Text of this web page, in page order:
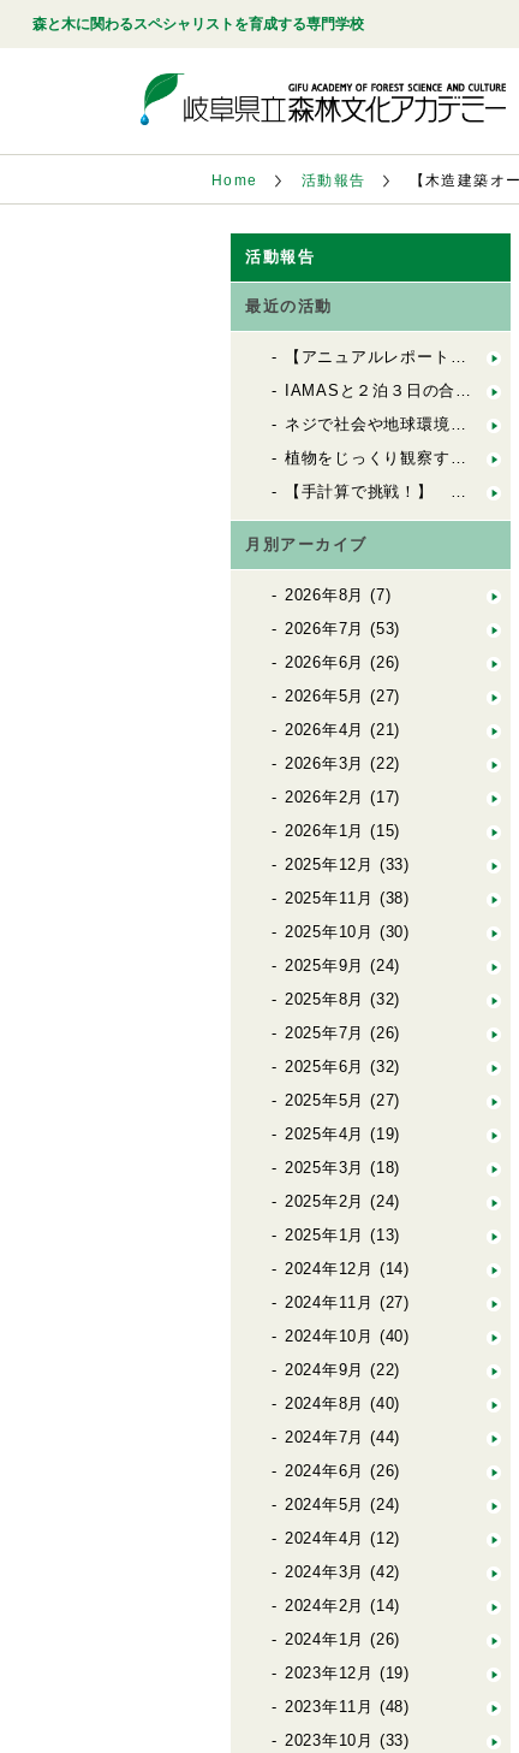
森と木に関わるスペシャリストを育成する専門学校
Home 活動報告 【木造建築オ
活動報告
最近の活動
【アニュアルレポート2025】岐阜県産ヒノキにおける乾燥技術のさらなる向上を目指して
IAMASと２泊３日の合同合宿！「FbSのためのデザインキャンプ」
ネジで社会や地球環境を良くする会社「シネジックさん」視察
植物をじっくり観察する「植物観察の基礎」
【手計算で挑戦！】 木造の許容応力度計算（２）
月別アーカイブ
2026年8月 (7)
2026年7月 (53)
2026年6月 (26)
2026年5月 (27)
2026年4月 (21)
2026年3月 (22)
2026年2月 (17)
2026年1月 (15)
2025年12月 (33)
2025年11月 (38)
2025年10月 (30)
2025年9月 (24)
2025年8月 (32)
2025年7月 (26)
2025年6月 (32)
2025年5月 (27)
2025年4月 (19)
2025年3月 (18)
2025年2月 (24)
2025年1月 (13)
2024年12月 (14)
2024年11月 (27)
2024年10月 (40)
2024年9月 (22)
2024年8月 (40)
2024年7月 (44)
2024年6月 (26)
2024年5月 (24)
2024年4月 (12)
2024年3月 (42)
2024年2月 (14)
2024年1月 (26)
2023年12月 (19)
2023年11月 (48)
2023年10月 (33)